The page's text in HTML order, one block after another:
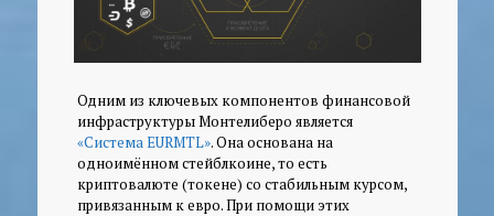
Одним из ключевых компонентов финансовой
инфраструктуры Монтелиберо является
«Система EURMTL». Она основана на
одноимённом стейблкоине, то есть
криптовалюте (токене) со стабильным курсом,
привязанным к евро. При помощи этих